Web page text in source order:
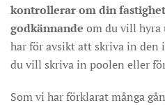
kontrollerar om din fastighet
godkännande om du vill hyra
har för avsikt att skriva in
du vill skriva in poolen eller
Som vi har förklarat många